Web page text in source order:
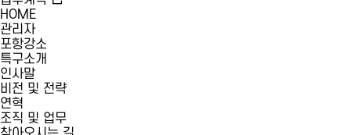
HOME
관리자
포항강소
특구소개
인사말
비전 및 전략
연혁
조직 및 업무